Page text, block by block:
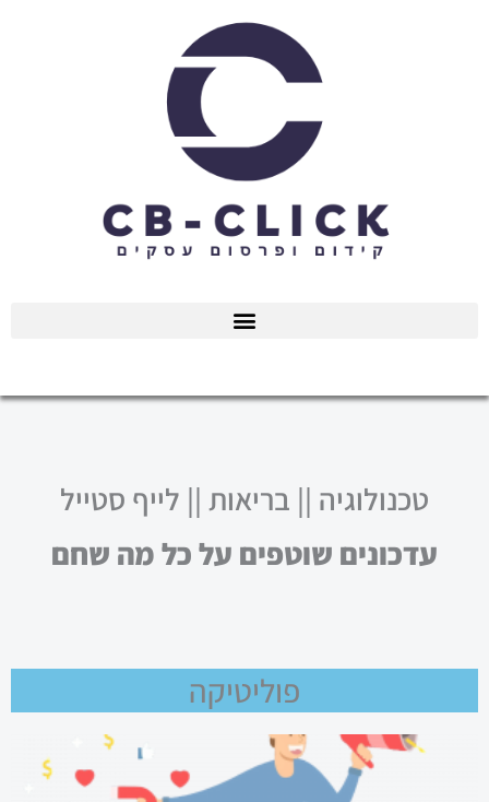
טכנולוגיה || בריאות || לייף סטייל
עדכונים שוטפים על כל מה שחם
פוליטיקה